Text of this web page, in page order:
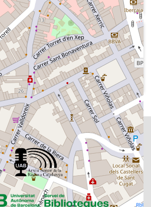
Sant Cugat (Tercer sector) -
de mena
de la careta del programa.